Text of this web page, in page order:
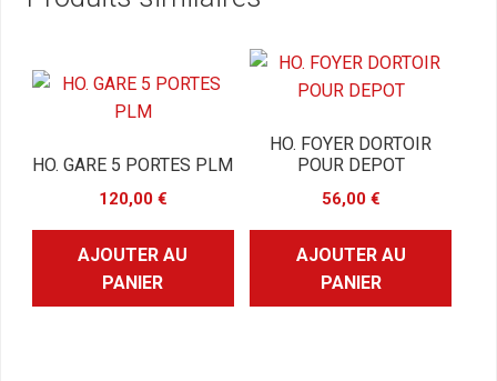
HO. GARE 5 PORTES PLM
120,00 €
AJOUTER AU
PANIER
HO. FOYER DORTOIR
POUR DEPOT
56,00 €
AJOUTER AU
PANIER